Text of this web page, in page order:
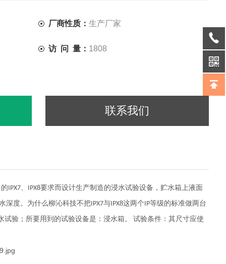
厂商性质：生产厂家
访 问 量： 1808
联系我们
IPX7、 IPX8要求而设计生产制造的浸水试验设备，贮水箱上液面
深度。为什么柳沁科技不把IPX7与IPX8这两个IP等级的标准做两台
试验；所要用到的试验设备是：浸水箱。 试验条件：其尺寸应使